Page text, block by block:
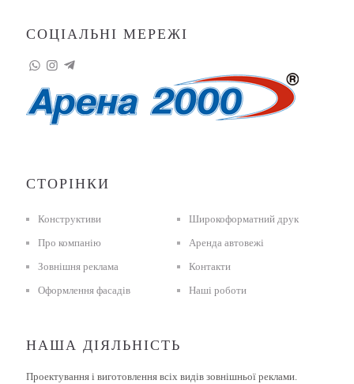
СОЦІАЛЬНІ МЕРЕЖІ
СТОРІНКИ
Конструктиви
Про компанію
Зовнішня реклама
Оформлення фасадів
Широкоформатний друк
Аренда автовежі
Контакти
Наші роботи
НАША ДІЯЛЬНІСТЬ
Проектування і виготовлення всіх видів зовнішньої реклами.